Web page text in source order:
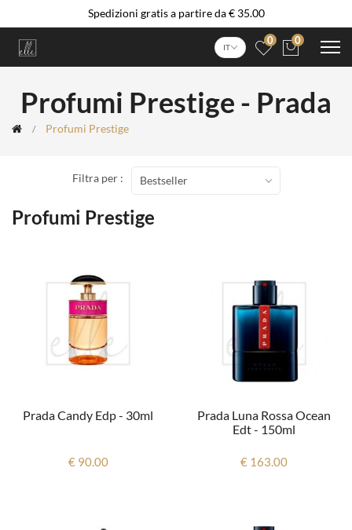
Spedizioni gratis a partire da € 35.00
IT
0 0
Profumi Prestige - Prada
Profumi Prestige
Profumi Prestige
Filtra per : Bestseller
Prada Candy Edp - 30ml
€ 90.00
Prada Luna Rossa Ocean
Edt - 150ml
€ 163.00